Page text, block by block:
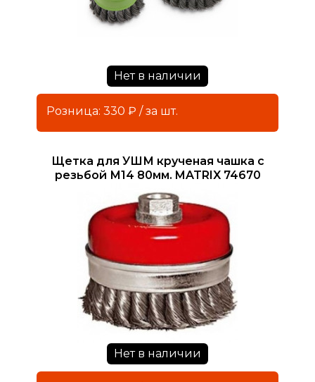
Нет в наличии
Розница: 330 ₽ / за шт.
Щетка для УШМ крученая чашка с
резьбой М14 80мм. MATRIX 74670
Нет в наличии